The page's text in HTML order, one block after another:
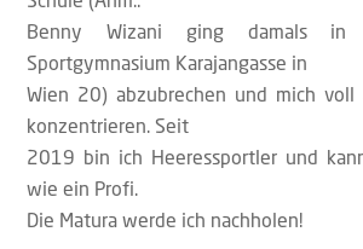
Benny Wizani ging damals
Sportgymnasium Karajangasse in
Wien 20) abzubrechen und mich
konzentrieren. Seit
2019 bin ich Heeressportler und
wie ein Profi.
Die Matura werde ich nachholen!